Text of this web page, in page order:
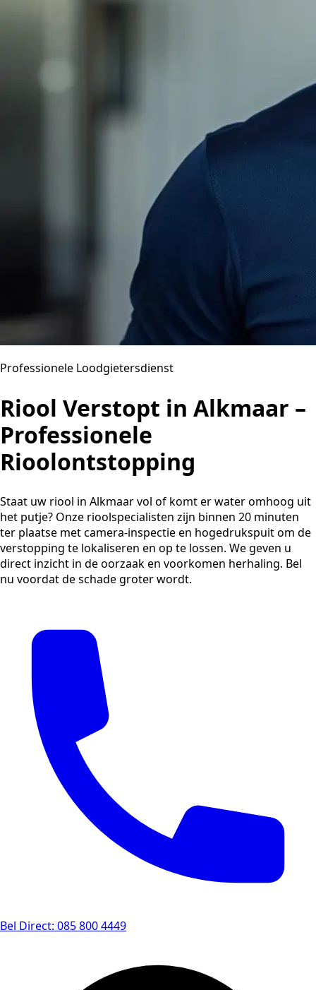
Professionele Loodgietersdienst
Riool Verstopt in Alkmaar –
Professionele
Rioolontstopping
Staat uw riool in Alkmaar vol of komt er water omhoog uit
het putje? Onze rioolspecialisten zijn binnen 20 minuten
ter plaatse met camera-inspectie en hogedrukspuit om de
verstopping te lokaliseren en op te lossen. We geven u
direct inzicht in de oorzaak en voorkomen herhaling. Bel
nu voordat de schade groter wordt.
Bel Direct: 085 800 4449